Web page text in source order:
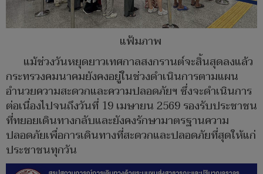
แฟ้มภาพ
แม้ช่วงวันหยุดยาวเทศกาลสงกรานต์จะสิ้นสุดลงแล้ว
กระทรวงคมนาคมยังคงอยู่ในช่วงดำเนินการตามแผน
อำนวยความสะดวกและความปลอดภัยฯ ซึ่งจะดำเนินการ
ต่อเนื่องไปจนถึงวันที่ 19 เมษายน 2569 รองรับประชาชน
ที่ทยอยเดินทางกลับและยังคงรักษามาตรฐานความ
ปลอดภัยเพื่อการเดินทางที่สะดวกและปลอดภัยที่สุดให้แก่
ประชาชนทุกวัน